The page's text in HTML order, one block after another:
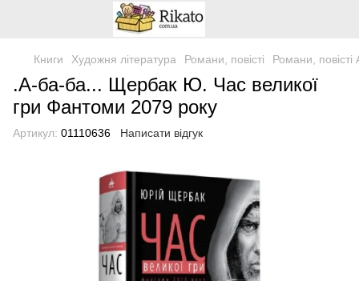
Книги Художня література Романи, повісті Романи,
.А-ба-ба... Щербак Ю. Час великої
гри Фантоми 2079 року
Артикул: 01110636 Написати відгук